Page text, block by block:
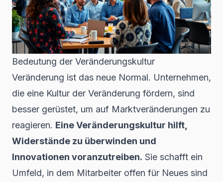
Bedeutung der Veränderungskultur
Veränderung ist das neue Normal. Unternehmen,
die eine Kultur der Veränderung fördern, sind
besser gerüstet, um auf Marktveränderungen zu
reagieren. Eine Veränderungskultur hilft,
Widerstände zu überwinden und
Innovationen voranzutreiben. Sie schafft ein
Umfeld, in dem Mitarbeiter offen für Neues sind